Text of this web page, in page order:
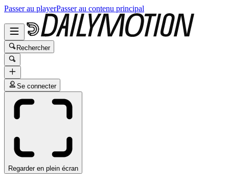
Passer au playerPasser au contenu principal
Rechercher
Se connecter
Regarder en plein écran